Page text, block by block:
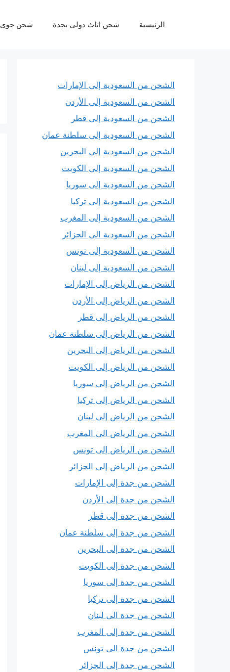
الرئيسية شحن اثاث دولى بجدة شحن جوى
الشحن من السعودية إلى الإمارات
الشحن من السعودية إلى الأردن
الشحن من السعودية إلى قطر
الشحن من السعودية إلى سلطنة عمان
الشحن من السعودية إلى البحرين
الشحن من السعودية إلى الكويت
الشحن من السعودية إلى سوريا
الشحن من السعودية إلى تركيا
الشحن من السعودية إلى المغرب
الشحن من السعودية الى الجزائر
الشحن من السعودية إلى تونس
الشحن من السعودية إلى لبنان
الشحن من الرياض إلى الإمارات
الشحن من الرياض إلى الأردن
الشحن من الرياض إلى قطر
الشحن من الرياض إلى سلطنة عمان
الشحن من الرياض إلى البحرين
الشحن من الرياض إلى الكويت
الشحن من الرياض إلى سوريا
الشحن من الرياض إلى تركيا
الشحن من الرياض إلى لبنان
الشحن من الرياض الى المغرب
الشحن من الرياض إلى تونس
الشحن من الرياض إلى الجزائر
الشحن من جدة إلى الإمارات
الشحن من جدة إلى الأردن
الشحن من جدة إلى قطر
الشحن من جدة إلى سلطنة عمان
الشحن من جدة إلى البحرين
الشحن من جدة إلى الكويت
الشحن من جدة إلى سوريا
الشحن من جدة إلى تركيا
الشحن من جدة الى لبنان
الشحن من جدة إلى المغرب
الشحن من جدة الى تونس
الشحن من جدة إلى الجزائر